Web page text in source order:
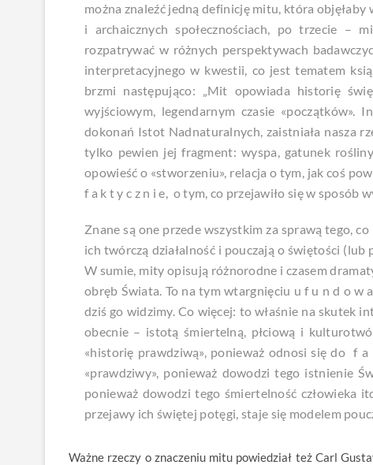
można znaleźć jedną definicję mitu, która
i archaicznych społecznościach, po trzecie –
rozpatrywać w różnych perspektywach
interpretacyjnego w kwestii, co jest tematem
brzmi następująco: „Mit opowiada historię
wyjściowym, legendarnym czasie
dokonań Istot Nadnaturalnych, zaistniała nasza
tylko pewien jej fragment: wyspa, gatunek
opowieść o «stworzeniu», relacja o tym, jak coś
f a k t y c z n i e, o tym, co przejawiło się w
Znane są one przede wszystkim za sprawą tego,
ich twórczą działalność i pouczają o świętości
W sumie, mity opisują różnorodne i czasem
obręb Świata. To na tym wtargnięciu u f u n d o w
dziś go widzimy. Co więcej: to właśnie na skutek
obecnie – istotą śmiertelną, płciową i
«historię prawdziwą», ponieważ odnosi się do
«prawdziwy», ponieważ dowodzi tego istnienie
ponieważ dowodzi tego śmiertelność człowieka
przejawy ich świętej potęgi, staje się modelem
Ważne rzeczy o znaczeniu mitu powiedział też Carl